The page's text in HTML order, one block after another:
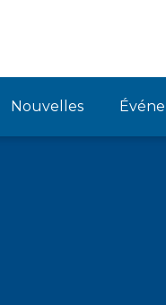
Nouvelles